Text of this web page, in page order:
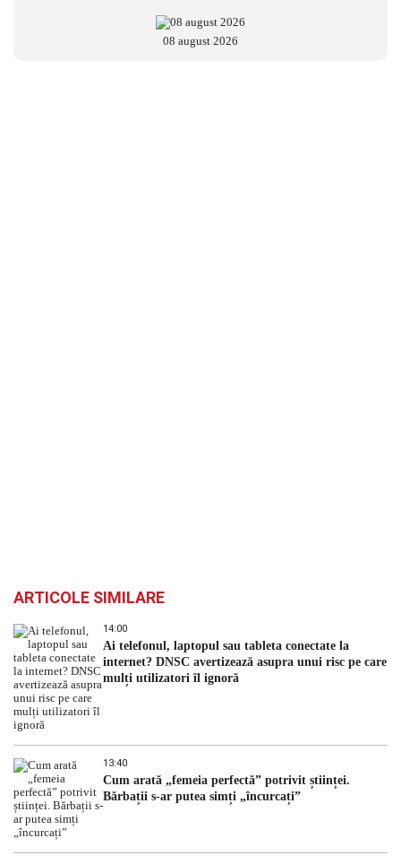
08 august 2026
ARTICOLE SIMILARE
14:00
Ai telefonul, laptopul sau tableta conectate la
internet? DNSC avertizează asupra unui risc pe care
mulți utilizatori îl ignoră
13:40
Cum arată „femeia perfectă” potrivit științei.
Bărbații s-ar putea simți „încurcați”